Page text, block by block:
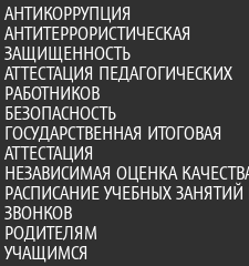
АНТИКОРРУПЦИЯ
АНТИТЕРРОРИСТИЧЕСКАЯ
ЗАЩИЩЕННОСТЬ
АТТЕСТАЦИЯ ПЕДАГОГИЧЕСКИХ
РАБОТНИКОВ
БЕЗОПАСНОСТЬ
ГОСУДАРСТВЕННАЯ ИТОГОВАЯ
АТТЕСТАЦИЯ
НЕЗАВИСИМАЯ ОЦЕНКА
РАСПИСАНИЕ УЧЕБНЫХ ЗАНЯТИЙ
ЗВОНКОВ
РОДИТЕЛЯМ
УЧАЩИМСЯ